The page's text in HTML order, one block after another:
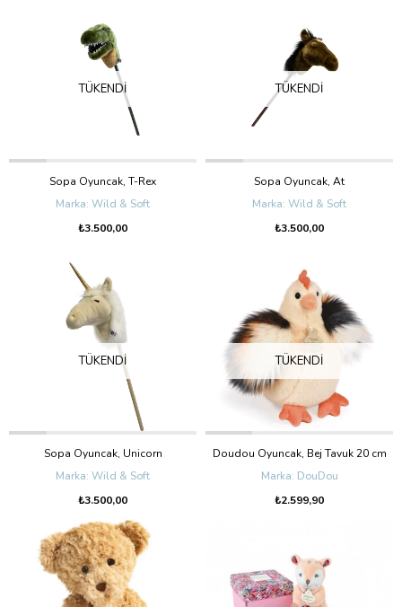
TÜKENDI
Sopa Oyuncak, T-Rex
Wild & Soft
₺3.500,00
TÜKENDI
Sopa Oyuncak, At
Wild & Soft
₺3.500,00
TÜKENDI
Sopa Oyuncak, Unicorn
Wild & Soft
₺3.500,00
TÜKENDI
Doudou Oyuncak, Bej Tavuk 20 cm
DouDou
₺2.599,90